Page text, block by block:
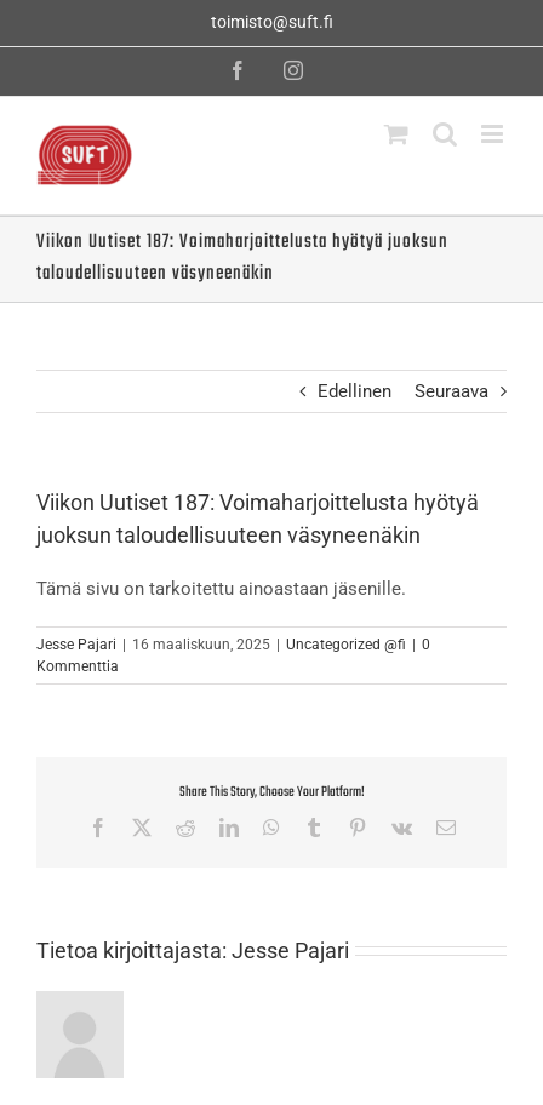
toimisto@suft.fi
FacebookInstagram
Viikon Uutiset 187: Voimaharjoittelusta hyötyä juoksun
taloudellisuuteen väsyneenäkin
Edellinen Seuraava
Viikon Uutiset 187: Voimaharjoittelusta hyötyä
juoksun taloudellisuuteen väsyneenäkin
Tämä sivu on tarkoitettu ainoastaan jäsenille.
Jesse Pajari | 16 maaliskuun, 2025 | Uncategorized @fi | 0
Kommenttia
Share This Story, Choose Your Platform!
Facebook RedditLinkedInWhatsApp
Tumblr Pinterest
Vk Sähköposti
Tietoa kirjoittajasta: Jesse Pajari